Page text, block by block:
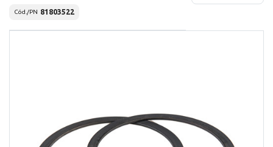
Cód./PN 81803522